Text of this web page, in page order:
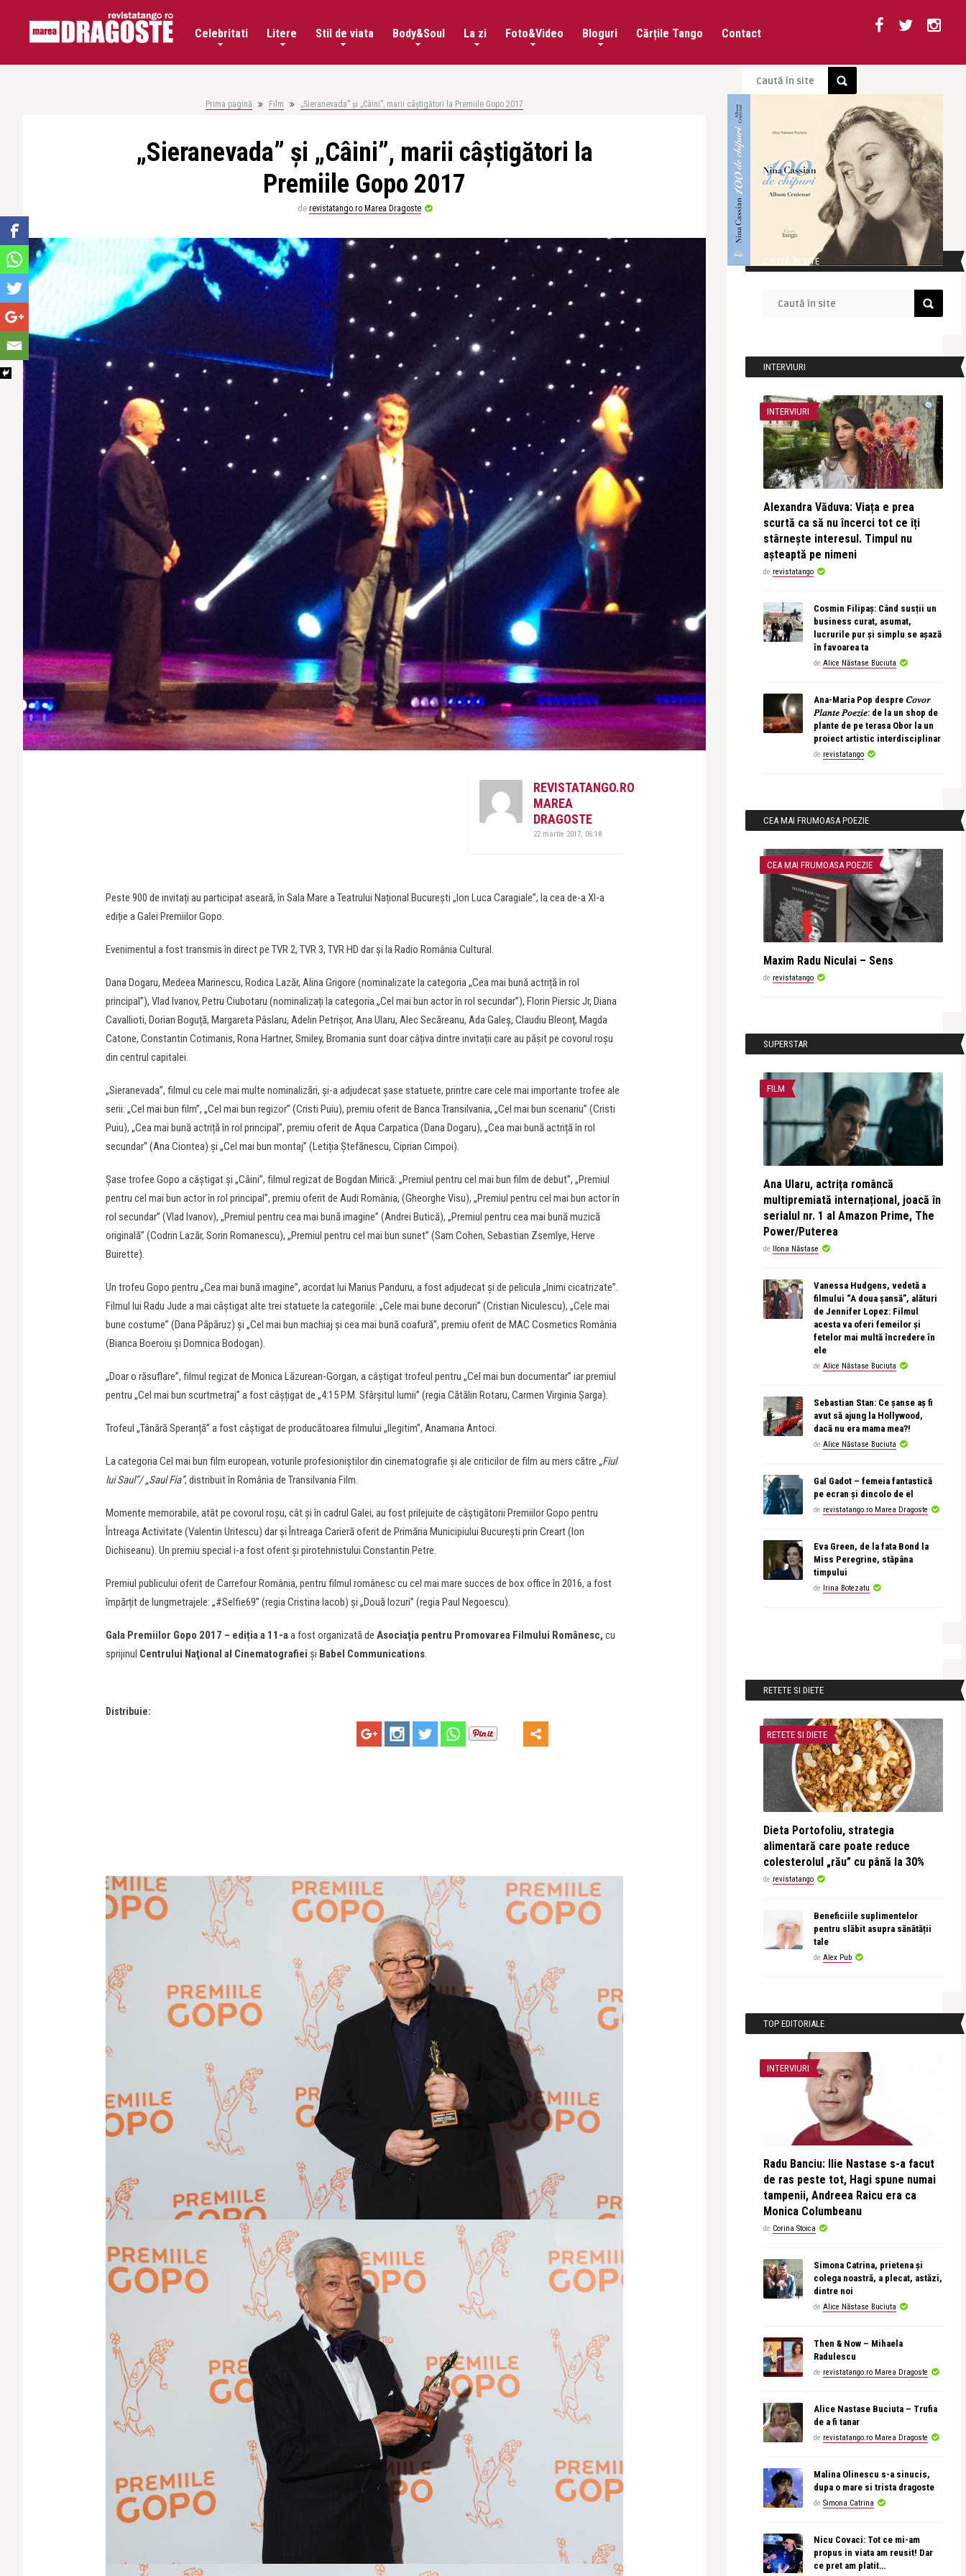
Celebritati Litere Stil de viata Body&Soul La zi Foto&Video Bloguri Cărțile Tango Contact
Prima pagină Film „Sieranevada” și „Câini”, marii câștigători la Premiile Gopo 2017
„Sieranevada” și „Câini”, marii câștigători la
Premiile Gopo 2017
de revistatango.ro Marea Dragoste
REVISTATANGO.RO
MAREA
DRAGOSTE
22 martie 2017, 06:18
Peste 900 de invitați au participat aseară, în Sala Mare a Teatrului Național București „Ion Luca Caragiale”, la cea de-a XI-a
ediție a Galei Premiilor Gopo.
Evenimentul a fost transmis în direct pe TVR 2, TVR 3, TVR HD dar și la Radio România Cultural.
Dana Dogaru, Medeea Marinescu, Rodica Lazăr, Alina Grigore (nominalizate la categoria „Cea mai bună actriță în rol
principal”), Vlad Ivanov, Petru Ciubotaru (nominalizați la categoria „Cel mai bun actor în rol secundar”), Florin Piersic Jr, Diana
Cavallioti, Dorian Boguță, Margareta Pâslaru, Adelin Petrișor, Ana Ularu, Alec Secăreanu, Ada Galeș, Claudiu Bleonț, Magda
Catone, Constantin Cotimanis, Rona Hartner, Smiley, Bromania sunt doar câțiva dintre invitații care au pășit pe covorul roșu
din centrul capitalei.
„Sieranevada”, filmul cu cele mai multe nominalizări, și-a adjudecat șase statuete, printre care cele mai importante trofee ale
serii: „Cel mai bun film”, „Cel mai bun regizor” (Cristi Puiu), premiu oferit de Banca Transilvania, „Cel mai bun scenariu” (Cristi
Puiu), „Cea mai bună actriță în rol principal”, premiu oferit de Aqua Carpatica (Dana Dogaru), „Cea mai bună actriță în rol
secundar” (Ana Ciontea) și „Cel mai bun montaj” (Letiția Ștefănescu, Ciprian Cimpoi).
Șase trofee Gopo a câștigat și „Câini”, filmul regizat de Bogdan Mirică: „Premiul pentru cel mai bun film de debut”, „Premiul
pentru cel mai bun actor în rol principal”, premiu oferit de Audi România, (Gheorghe Visu), „Premiul pentru cel mai bun actor în
rol secundar” (Vlad Ivanov), „Premiul pentru cea mai bună imagine” (Andrei Butică), „Premiul pentru cea mai bună muzică
originală” (Codrin Lazăr, Sorin Romanescu), „Premiul pentru cel mai bun sunet” (Sam Cohen, Sebastian Zsemlye, Herve
Buirette).
Un trofeu Gopo pentru „Cea mai bună imagine”, acordat lui Marius Panduru, a fost adjudecat și de pelicula „Inimi cicatrizate”.
Filmul lui Radu Jude a mai câștigat alte trei statuete la categoriile: „Cele mai bune decoruri” (Cristian Niculescu), „Cele mai
bune costume” (Dana Păpăruz) și „Cel mai bun machiaj și cea mai bună coafură”, premiu oferit de MAC Cosmetics România
(Bianca Boeroiu și Domnica Bodogan).
„Doar o răsuflare”, filmul regizat de Monica Lăzurean-Gorgan, a câștigat trofeul pentru „Cel mai bun documentar” iar premiul
pentru „Cel mai bun scurtmetraj” a fost câșțigat de „4:15 P.M. Sfârșitul lumii” (regia Cătălin Rotaru, Carmen Virginia Șarga).
Trofeul „Tânără Speranță” a fost câștigat de producătoarea filmului „Ilegitim”, Anamaria Antoci.
La categoria Cel mai bun film european, voturile profesioniștilor din cinematografie și ale criticilor de film au mers către „Fiul
lui Saul”/ „Saul Fia”, distribuit în România de Transilvania Film.
Momente memorabile, atât pe covorul roşu, cât şi în cadrul Galei, au fost prilejuite de câştigătorii Premiilor Gopo pentru
Întreaga Activitate (Valentin Uritescu) dar și Întreaga Carieră oferit de Primăria Municipiului București prin Creart (Ion
Dichiseanu). Un premiu special i-a fost oferit și pirotehnistului Constantin Petre.
Premiul publicului oferit de Carrefour România, pentru filmul românesc cu cel mai mare succes de box office în 2016, a fost
împărțit de lungmetrajele: „#Selfie69” (regia Cristina Iacob) și „Două lozuri” (regia Paul Negoescu).
Gala Premiilor Gopo 2017 – ediția a 11-aa fost organizată de Asociaţia pentru Promovarea Filmului Românesc, cu
sprijinul Centrului Naţional al Cinematografiei și Babel Communications.
Distribuie:
CAUTĂ ÎN SITE
INTERVIURI
INTERVIURI
Alexandra Văduva: Viața e prea
scurtă ca să nu încerci tot ce îți
stârnește interesul. Timpul nu
așteaptă pe nimeni
de revistatango
Cosmin Filipaș: Când susții un
business curat, asumat,
lucrurile pur și simplu se așază
în favoarea ta
de Alice Năstase Buciuta
Ana-Maria Pop despre 𝐶𝑜𝑣𝑜𝑟
𝑃𝑙𝑎𝑛𝑡𝑒 𝑃𝑜𝑒𝑧𝑖𝑒: de la un shop de
plante de pe terasa Obor la un
proiect artistic interdisciplinar
de revistatango
CEA MAI FRUMOASA POEZIE
CEA MAI FRUMOASA POEZIE
Maxim Radu Niculai – Sens
de revistatango
SUPERSTAR
FILM
Ana Ularu, actrița româncă
multipremiată internațional, joacă în
serialul nr. 1 al Amazon Prime, The
Power/Puterea
de Ilona Năstase
Vanessa Hudgens, vedetă a
filmului “A doua șansă”, alături
de Jennifer Lopez: Filmul
acesta va oferi femeilor și
fetelor mai multă încredere în
ele
de Alice Năstase Buciuta
Sebastian Stan: Ce șanse aș fi
avut să ajung la Hollywood,
dacă nu era mama mea?!
de Alice Năstase Buciuta
Gal Gadot – femeia fantastică
pe ecran și dincolo de el
de revistatango.ro Marea Dragoste
Eva Green, de la fata Bond la
Miss Peregrine, stăpâna
timpului
de Irina Botezatu
RETETE SI DIETE
RETETE SI DIETE
Dieta Portofoliu, strategia
alimentară care poate reduce
colesterolul „rău” cu până la 30%
de revistatango
Beneficiile suplimentelor
pentru slăbit asupra sănătății
tale
de Alex Pub
TOP EDITORIALE
INTERVIURI
Radu Banciu: Ilie Nastase s-a facut
de ras peste tot, Hagi spune numai
tampenii, Andreea Raicu era ca
Monica Columbeanu
de Corina Stoica
Simona Catrina, prietena și
colega noastră, a plecat, astăzi,
dintre noi
de Alice Năstase Buciuta
Then & Now – Mihaela
Radulescu
de revistatango.ro Marea Dragoste
Alice Nastase Buciuta – Trufia
de a fi tanar
de revistatango.ro Marea Dragoste
Malina Olinescu s-a sinucis,
dupa o mare si trista dragoste
de Simona Catrina
Nicu Covaci: Tot ce mi-am
propus in viata am reusit! Dar
ce pret am platit…